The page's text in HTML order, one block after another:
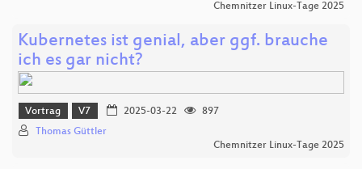
Chemnitzer Linux-Tage 2025
Kubernetes ist genial, aber ggf. brauche
ich es gar nicht?
Vortrag V7 2025-03-22
897
Thomas Güttler
Chemnitzer Linux-Tage 2025